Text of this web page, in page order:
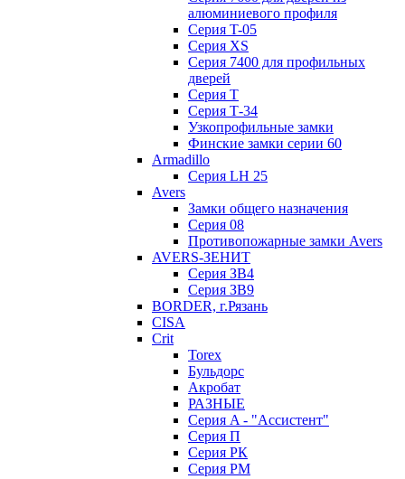
алюминиевого профиля
Серия T-05
Серия XS
Серия 7400 для профильных
дверей
Серия Т
Серия Т-34
Узкопрофильные замки
Финские замки серии 60
Armadillo
Серия LH 25
Avers
Замки общего назначения
Серия 08
Противопожарные замки Avers
AVERS-ЗЕНИТ
Серия ЗВ4
Серия ЗВ9
BORDER, г.Рязань
CISA
Crit
Torex
Бульдорс
Акробат
РАЗНЫЕ
Серия A - "Ассистент"
Серия П
Серия РК
Серия РМ